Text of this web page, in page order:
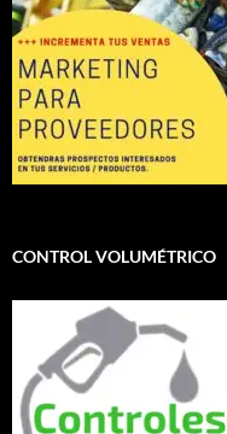
CONTROL VOLUMÉTRICO